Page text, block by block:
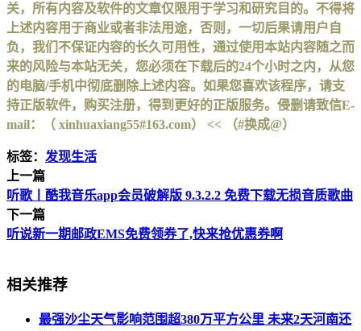
关，所有内容及软件的文章仅限用于学习和研究目的。不得将
上述内容用于商业或者非法用途，否则，一切后果请用户自
负，我们不保证内容的长久可用性，通过使用本站内容随之而
来的风险与本站无关，您必须在下载后的24个小时之内，从您
的电脑/手机中彻底删除上述内容。如果您喜欢该程序，请支
持正版软件，购买注册，得到更好的正版服务。侵删请致信E-
mail：（ xinhuaxiang55#163.com） << （#换成@）
标签： 发现生活
上一篇
听歌丨酷我音乐app会员破解版 9.3.2.2 免费下载无损音质歌曲
下一篇
听说新一期邮政EMS免费领券了,快来抢优惠券啊
相关推荐
最强沙尘天气影响范围超380万平方公里 未来2天河南还